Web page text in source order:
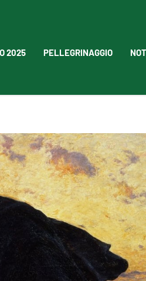
2025 PELLEGRINAGGIO